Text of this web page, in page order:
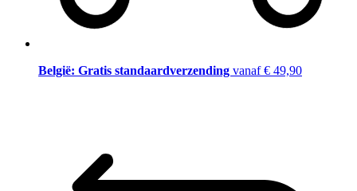
België: Gratis standaardverzending vanaf € 49,90